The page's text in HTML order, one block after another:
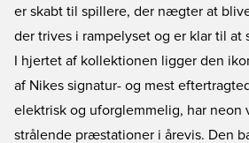
er skabt til spillere, der nægter at
der trives i rampelyset og er klar til at
I hjertet af kollektionen ligger den
af Nikes signatur- og mest
elektrisk og uforglemmelig, har neon
strålende præstationer i årevis. Den